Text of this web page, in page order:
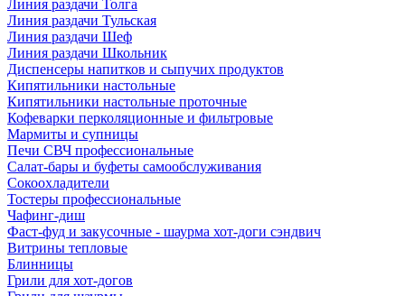
Линия раздачи Толга
Линия раздачи Тульская
Линия раздачи Шеф
Линия раздачи Школьник
Диспенсеры напитков и сыпучих продуктов
Кипятильники настольные
Кипятильники настольные проточные
Кофеварки перколяционные и фильтровые
Мармиты и супницы
Печи СВЧ профессиональные
Салат-бары и буфеты самообслуживания
Сокоохладители
Тостеры профессиональные
Чафинг-диш
Фаст-фуд и закусочные - шаурма хот-доги сэндвич
Витрины тепловые
Блинницы
Грили для хот-догов